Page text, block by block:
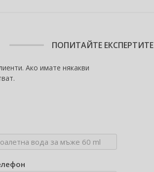
ПОПИТАЙТЕ ЕКСПЕРТИТЕ
Ако имате някакви